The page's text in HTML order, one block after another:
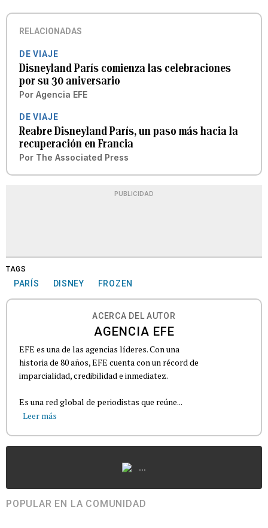
RELACIONADAS
DE VIAJE
Disneyland París comienza las celebraciones
por su 30 aniversario
Por Agencia EFE
DE VIAJE
Reabre Disneyland París, un paso más hacia la
recuperación en Francia
Por The Associated Press
PUBLICIDAD
TAGS
PARÍS DISNEY FROZEN
ACERCA DEL AUTOR
AGENCIA EFE
EFE es una de las agencias líderes. Con una
historia de 80 años, EFE cuenta con un récord de
imparcialidad, credibilidad e inmediatez.
Es una red global de periodistas que reúne...
Leer más
...
POPULAR EN LA COMUNIDAD